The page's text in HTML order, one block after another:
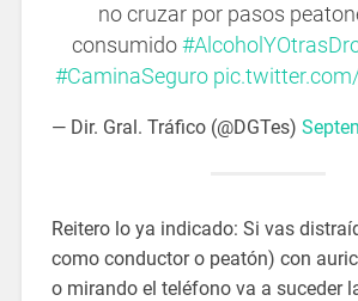
no cruzar por pasos
consumido
#CaminaSeguro
— Dir. Gral. Tráfico (@DGTes)
Reitero lo ya indicado: Si vas
como conductor o peatón) con
o mirando el teléfono va a suceder